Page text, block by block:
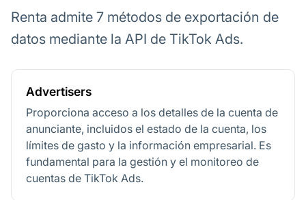
Renta admite 7 métodos de exportación de
datos mediante la API de TikTok Ads.
Advertisers
Proporciona acceso a los detalles de la cuenta de
anunciante, incluidos el estado de la cuenta, los
límites de gasto y la información empresarial. Es
fundamental para la gestión y el monitoreo de
cuentas de TikTok Ads.